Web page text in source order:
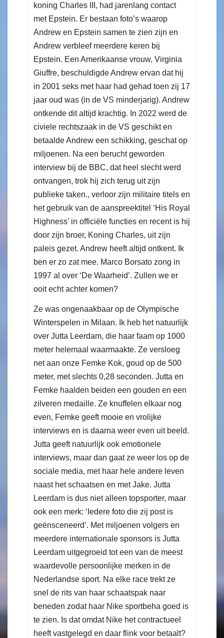
koning Charles III, had jarenlang contact
met Epstein. Er bestaan foto’s waarop
Andrew en Epstein samen te zien zijn en
Andrew verbleef meerdere keren bij
Epstein. Een Amerikaanse vrouw, Virginia
Giuffre, beschuldigde Andrew ervan dat hij
in 2001 seks met haar had gehad toen zij 17
jaar oud was (in de VS minderjarig). Andrew
ontkende dit altijd krachtig. In 2022 werd de
civiele rechtszaak in de VS geschikt en
betaalde Andrew een schikking, geschat op
miljoenen. Na een berucht geworden
interview bij de BBC, dat heel slecht werd
ontvangen, trok hij zich terug uit zijn
publieke taken., verloor zijn militaire titels en
het gebruik van de aanspreektitel ‘His Royal
Highness’ in officiële functies en recent is hij
door zijn broer, Koning Charles, uit zijn
paleis gezet. Andrew heeft altijd ontkent. Ik
ben er zo zat mee. Marco Borsato zong in
1997 al over ‘De Waarheid’. Zullen we er
ooit echt achter komen?
Ze was ongenaakbaar op de Olympische
Winterspelen in Milaan. Ik heb het natuurlijk
over Jutta Leerdam, die haar faam op 1000
meter helemaal waarmaakte. Ze versloeg
net aan onze Femke Kok, goud op de 500
meter, met slechts 0,28 seconden. Jutta en
Femke haalden beiden een gouden en een
zilveren medaille. Ze knuffelen elkaar nog
even, Femke geeft mooie en vrolijke
interviews en is daarna weer even uit beeld.
Jutta geeft natuurlijk ook emotionele
interviews, maar dan gaat ze weer los op de
sociale media, met haar hele andere leven
naast het schaatsen en met Jake. Jutta
Leerdam is dus niet alleen topsporter, maar
ook een merk: ‘Iedere foto die zij post is
geënsceneerd’. Met miljoenen volgers en
meerdere internationale sponsors is Jutta
Leerdam uitgegroeid tot een van de meest
waardevolle persoonlijke merken in de
Nederlandse sport. Na elke race trekt ze
snel de rits van haar schaatspak naar
beneden zodat haar Nike sportbeha goed is
te zien. Is dat omdat Nike het contractueel
heeft vastgelegd en daar flink voor betaalt?